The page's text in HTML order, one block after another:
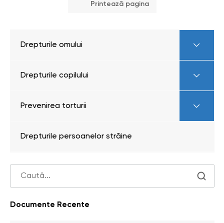
Printează pagina
Drepturile omului
Drepturile copilului
Prevenirea torturii
Drepturile persoanelor străine
Documente Recente